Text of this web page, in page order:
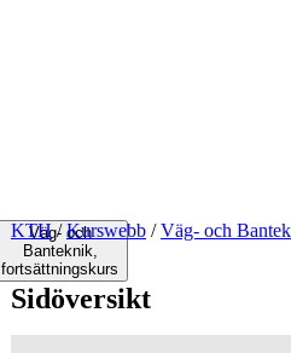
Väg- och
Banteknik,
fortsättningskurs
KTH / Kurswebb / Väg- och
Sidöversikt